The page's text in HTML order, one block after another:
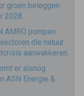
groen beleggen
2028
AMRO pompen
die natuur
aanwakkeren
er alsnog
ASN Energie &